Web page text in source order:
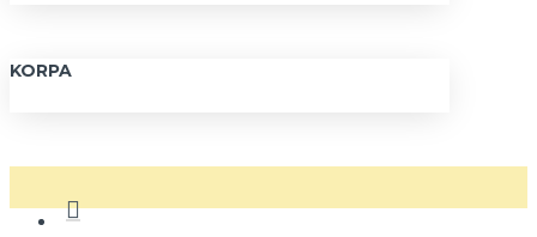
KORPA